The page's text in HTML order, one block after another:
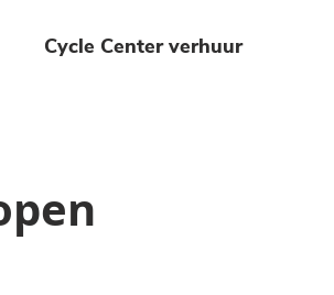
Cycle Center verhuur